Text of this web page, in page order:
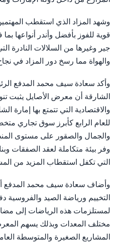
وشهد المزاد الذي استقطب
قوية للفوز بأفضل وأندر أنواعها
جير وغيرها من السلالات النادرة
والهواة مما رسخ دور المزاد في
وأكد سعادة سيف محمد المدفع
الشارقة أن معرض الأصايل يثبت
والاقتصادية التي تتمتع بها إمارة
للعام الرابع كأبرز سوق تجاري
والجمال والصقور على مستوى
وفر بيئة متكاملة لعقد الصفقات
التي تكفل استقطاب المزيد من
وأضاف سعادة سيف محمد المدفع
التخييم ورياضة الصيد والفروسية
لمستلزمات هذه الرياضات إلى
مختلف المعدات وبذلك يسهم
المشاريع الصغيرة والمتوسطة